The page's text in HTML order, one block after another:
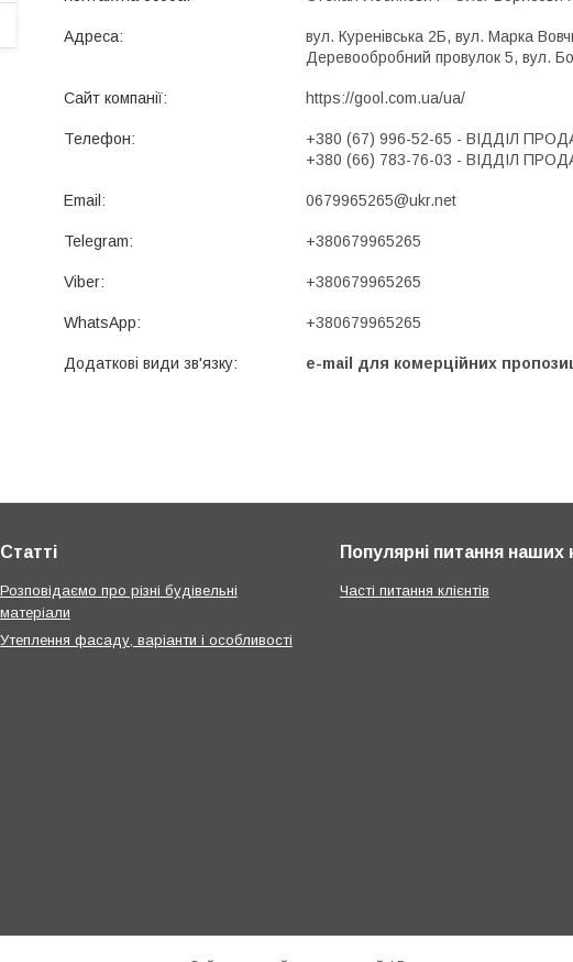
вул. Куренівська 2Б, вул. Марка
Деревообробний провулок 5, вул.
https://gool.com.ua/ua/
+380 (67) 996-52-65
ВІДДІЛ
+380 (66) 783-76-03
ВІДДІЛ
0679965265@ukr.net
+380679965265
+380679965265
+380679965265
e-mail для комерційних
Статті
Розповідаємо про різні будівельні
матеріали
Утеплення фасаду, варіанти і особливості
Популярні питання наших
Часті питання клієнтів